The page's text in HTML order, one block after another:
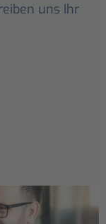
uns Ihr